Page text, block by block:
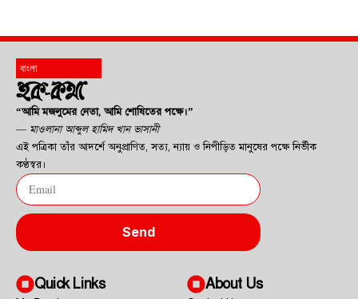
“আমি মজলুমের নেতা, আমি শোষিতের পক্ষে।”
— মাওলানা আব্দুল হামিদ খান ভাসানী
এই পত্রিকা তাঁর আদর্শে অনুপ্রাণিত, সত্য, ন্যায় ও নিপীড়িত মানুষের পক্ষে নির্ভীক
কণ্ঠস্বর।
Send
Quick Links About Us